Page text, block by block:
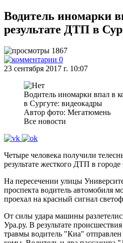
Водитель иномарки
результате ДТП в
1867
0
23 сентября 2017 г. 10:07
Водитель иномарки впал в
в Сургуте: видеокадры
Автор фото: Мегатюмень
Все новости
Четыре человека получили
результате жесткого ДТП в городе
На пересечении улицы
проспекта водитель автомобиля
проехал на красный сигнал
От силы удара машины
Ура.ру. В результате
травмы водитель "Киа"